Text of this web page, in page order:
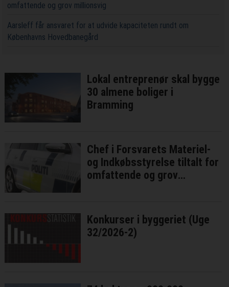
omfattende og grov millionsvig
Aarsleff får ansvaret for at udvide kapaciteten rundt om
Københavns Hovedbanegård
Lokal entreprenør skal bygge
30 almene boliger i
Bramming
Chef i Forsvarets Materiel-
og Indkøbsstyrelse tiltalt for
omfattende og grov
Konkurser i byggeriet (Uge
32/2026-2)